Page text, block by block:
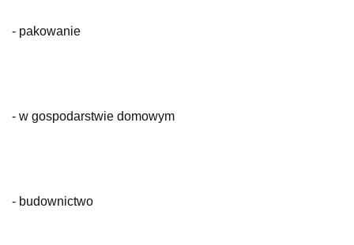
- pakowanie
- w gospodarstwie domowym
- budownictwo